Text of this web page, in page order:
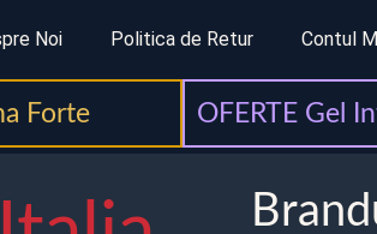
Noi Politica de Retur Contul
Forte OFERTE Gel